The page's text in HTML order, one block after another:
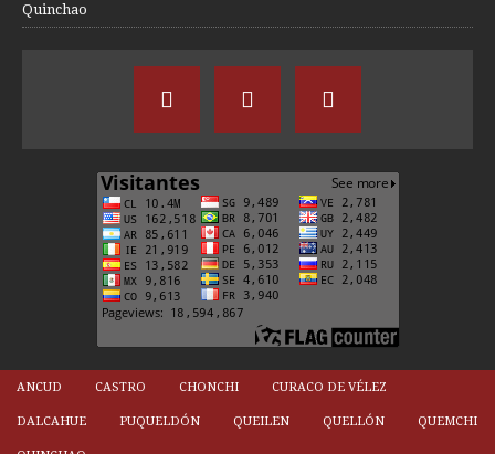
Quinchao
ANCUD CASTRO CHONCHI CURACO DE VÉLEZ
DALCAHUE PUQUELDÓN QUEILEN QUELLÓN QUEMCHI